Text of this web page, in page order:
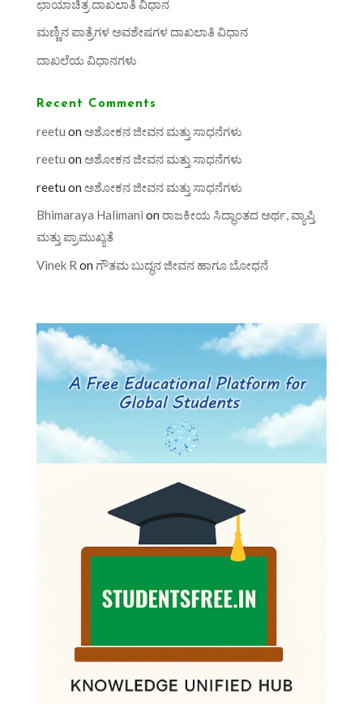
ಛಾಯಾಚಿತ್ರ ದಾಖಲಾತಿ ವಿಧಾನ
ಮಣ್ಣಿನ ಪಾತ್ರೆಗಳ ಅವಶೇಷಗಳ ದಾಖಲಾತಿ ವಿಧಾನ
ದಾಖಲೆಯ ವಿಧಾನಗಳು
Recent Comments
reetu on ಅಶೋಕನ ಜೀವನ ಮತ್ತು ಸಾಧನೆಗಳು
reetu on ಅಶೋಕನ ಜೀವನ ಮತ್ತು ಸಾಧನೆಗಳು
reetu on ಅಶೋಕನ ಜೀವನ ಮತ್ತು ಸಾಧನೆಗಳು
Bhimaraya Halimani on ರಾಜಕೀಯ ಸಿದ್ಧಾಂತದ ಅರ್ಥ, ವ್ಯಾಪ್ತಿ
ಮತ್ತು ಪ್ರಾಮುಖ್ಯತೆ
Vinek R on ಗೌತಮ ಬುದ್ಧನ ಜೀವನ ಹಾಗೂ ಬೋಧನೆ